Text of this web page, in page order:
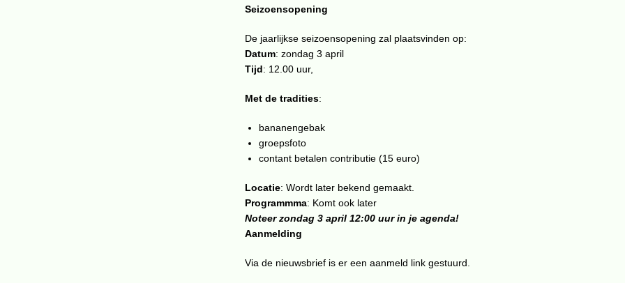
Seizoensopening
De jaarlijkse seizoensopening zal plaatsvinden op:
Datum: zondag 3 april
Tijd: 12.00 uur,
Met de tradities:
bananengebak
groepsfoto
contant betalen contributie (15 euro)
Locatie: Wordt later bekend gemaakt.
Programmma: Komt ook later
Noteer zondag 3 april 12:00 uur in je agenda!
Aanmelding
Via de nieuwsbrief is er een aanmeld link gestuurd.